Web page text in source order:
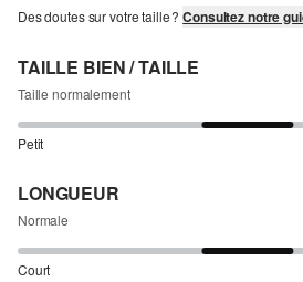
Des doutes sur votre taille ?Consultez notre
TAILLE BIEN / TAILLE
Taille normalement
Petit
LONGUEUR
Normale
Court